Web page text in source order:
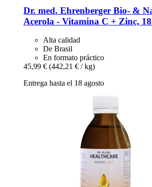
Dr. med. Ehrenberger Bio- &
Acerola -​ Vitamina C + Zinc,
Alta calidad
De Brasil
En formato práctico
45,99 € (442,21 € / kg)
Entrega hasta el 18 agosto